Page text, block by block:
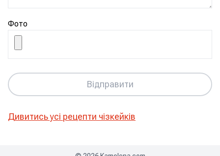
Фото
Відправити
Дивитись усі рецепти чізкейків